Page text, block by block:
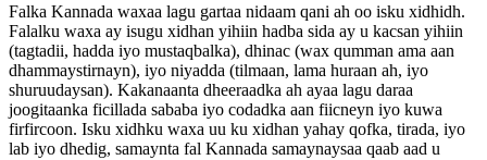
Falka Kannada waxaa lagu gartaa nidaam qani ah oo isku xidhidh.
Falalku waxa ay isugu xidhan yihiin hadba sida ay u kacsan yihiin
(tagtadii, hadda iyo mustaqbalka), dhinac (wax qumman ama aan
dhammaystirnayn), iyo niyadda (tilmaan, lama huraan ah, iyo
shuruudaysan). Kakanaanta dheeraadka ah ayaa lagu daraa
joogitaanka ficillada sababa iyo codadka aan fiicneyn iyo kuwa
firfircoon. Isku xidhku waxa uu ku xidhan yahay qofka, tirada, iyo
lab iyo dhedig, samaynta fal Kannada samaynaysaa qaab aad u